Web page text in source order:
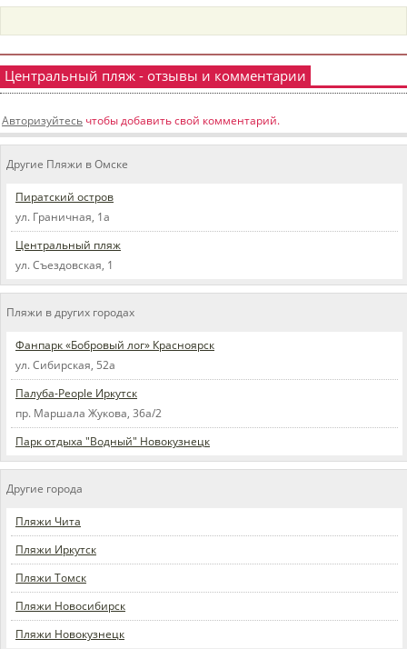
пїЅпїЅпїЅпїЅпїЅпїЅпїЅпїЅпїЅпїЅпїЅ
пїЅпїЅпїЅ
пїЅпїЅпїЅпїЅпїЅпїЅпїЅпїЅпїЅ
пїЅпїЅпїЅ пїЅпїЅпїЅпїЅпїЅ
пїЅпїЅпїЅ пїЅпїЅпїЅпїЅпїЅпїЅ
пїЅпїЅпїЅпїЅпїЅ
пїЅпїЅпїЅпїЅпїЅпїЅпїЅпїЅпїЅпїЅ
Центральный пляж - отзывы и комментарии
Авторизуйтесь чтобы добавить свой комментарий.
Другие Пляжи в Омске
Пиратский остров
ул. Граничная, 1а
Центральный пляж
ул. Съездовская, 1
Пляжи в других городах
Фанпарк «Бобровый лог» Красноярск
ул. Сибирская, 52а
Палуба-People Иркутск
пр. Маршала Жукова, 36а/2
Парк отдыха "Водный" Новокузнецк
Другие города
Пляжи Чита
Пляжи Иркутск
Пляжи Томск
Пляжи Новосибирск
Пляжи Новокузнецк